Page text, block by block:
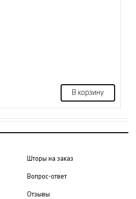
В корзину
Шторы на заказ
Вопрос-ответ
Отзывы